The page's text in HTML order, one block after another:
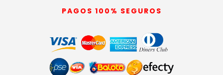
PAGOS 100% SEGUROS